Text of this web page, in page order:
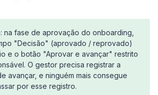
na fase de aprovação do onboarding,
"Decisão" (aprovado / reprovado)
e o botão "Aprovar e avançar" restrito
O gestor precisa registrar a
avançar, e ninguém mais consegue
por esse registro.